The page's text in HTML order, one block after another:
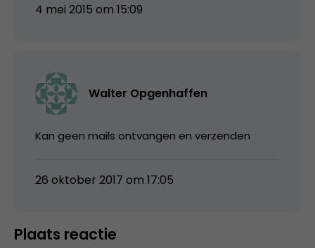
4 mei 2015 om 15:09
Walter Opgenhaffen
Kan geen mails ontvangen en verzenden
26 oktober 2017 om 17:05
Plaats reactie